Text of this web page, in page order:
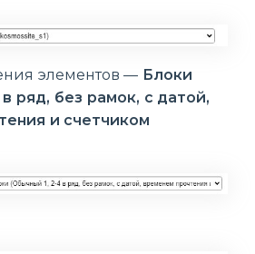
элементов — Блоки
ряд, без рамок, с датой,
и счетчиком